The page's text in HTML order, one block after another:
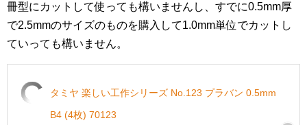
冊型にカットして使っても構いませんし、すでに0.5mm厚
で2.5mmのサイズのものを購入して1.0mm単位でカットし
ていっても構いません。
タミヤ 楽しい工作シリーズ No.123 プラバン 0.5mm
B4 (4枚) 70123